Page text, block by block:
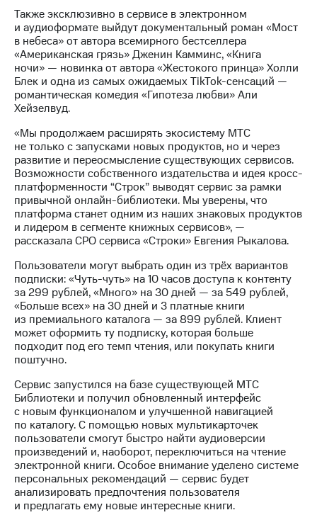
кабинет
акционера
Акционерный
капитал
Контроль
и
аудит
Рынок
Описание
Программа
приобретения
Порядок
выкупа
акций
Дивиденды
Рынок
облигаций
Описание
Еврооблигации-2023
Уведомление
о
погашении
именных
облигаций
Другое
Регистратор
Реквизиты
Контакты
развитие
деловая этика
На главную
Также эксклюзивно в сервисе в электронном
и аудиоформате выйдут документальный роман «Мост
в небеса» от автора всемирного бестселлера
«Американская грязь» Дженин Камминс, «Книга
ночи» — новинка от автора «Жестокого принца» Холли
Блек и одна из самых ожидаемых TikTok-сенсаций —
романтическая комедия «Гипотеза любви» Али
Хейзелвуд.
«Мы продолжаем расширять экосистему МТС
не только с запусками новых продуктов, но и через
развитие и переосмысление существующих сервисов.
Возможности собственного издательства и идея кросс-
платформенности “Строк” выводят сервис за рамки
привычной онлайн-библиотеки. Мы уверены, что
платформа станет одним из наших знаковых продуктов
и лидером в сегменте книжных сервисов», —
рассказала CPO сервиса «Строки» Евгения Рыкалова.
Пользователи могут выбрать один из трёх вариантов
подписки: «Чуть-чуть» на 10 часов доступа к контенту
за 299 рублей, «Много» на 30 дней — за 549 рублей,
«Больше всех» на 30 дней и 3 платные книги
из премиального каталога — за 899 рублей. Клиент
может оформить ту подписку, которая больше
подходит под его темп чтения, или покупать книги
поштучно.
Сервис запустился на базе существующей МТС
Библиотеки и получил обновленный интерфейс
с новым функционалом и улучшенной навигацией
по каталогу. С помощью новых мультикарточек
пользователи смогут быстро найти аудиоверсии
произведений и, наоборот, переключиться на чтение
электронной книги. Особое внимание уделено системе
персональных рекомендаций — сервис будет
анализировать предпочтения пользователя
и предлагать ему новые интересные книги.